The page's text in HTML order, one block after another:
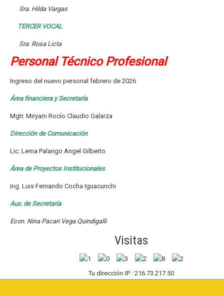
Sra. Hilda Vargas
TERCER VOCAL
Sra. Rosa Licta
Personal Técnico Profesional
Ingreso del nuevo personal febrero de 2026
Área financiera y Secretaría
Mgtr. Miryam Rocío Claudio Galarza
Dirección de Comunicación
Lic. Lema Palango Angel Gilberto
Área de Proyectos Institucionales
Ing. Luis Fernando Cocha Iguacunchi
Aux. de Secretaría
Econ. Nina Pacari Vega Quindigalli
Visitas
Tu dirección IP : 216.73.217.50